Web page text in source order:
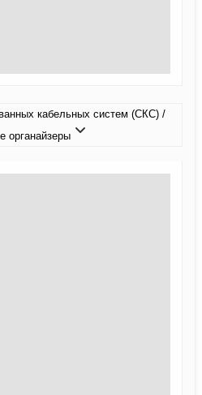
кабельных систем (СКС) /
органайзеры